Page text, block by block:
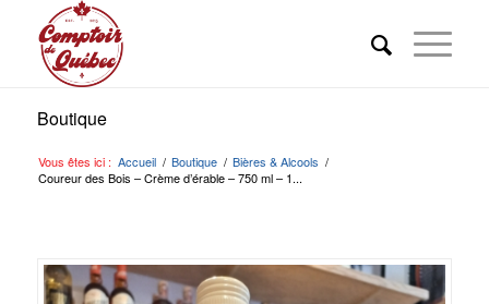
Boutique
Vous êtes ici : Accueil / Boutique / Bières & Alcools /
Coureur des Bois – Crème d’érable – 750 ml – 1...